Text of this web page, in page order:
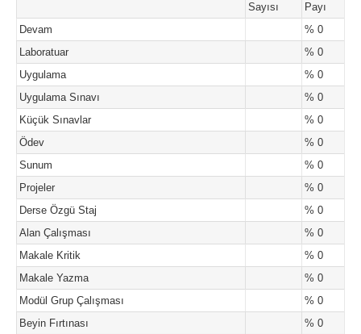
Sayısı
Payı
Devam
% 0
Laboratuar
% 0
Uygulama
% 0
Uygulama Sınavı
% 0
Küçük Sınavlar
% 0
Ödev
% 0
Sunum
% 0
Projeler
% 0
Derse Özgü Staj
% 0
Alan Çalışması
% 0
Makale Kritik
% 0
Makale Yazma
% 0
Modül Grup Çalışması
% 0
Beyin Fırtınası
% 0